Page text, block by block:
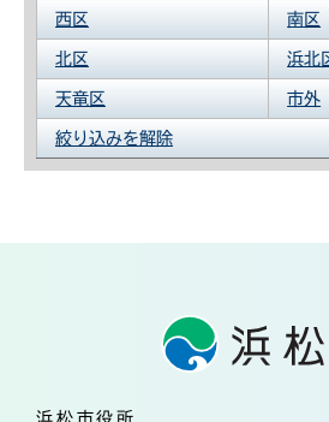
西区 南区
北区 浜北
天竜区 市外
絞り込みを解除